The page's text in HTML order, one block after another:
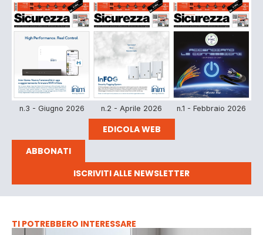
n.3 - Giugno 2026 n.2 - Aprile 2026 n.1 - Febbraio 2026
EDICOLA WEB
ABBONATI
ISCRIVITI ALLE NEWSLETTER
TI POTREBBERO INTERESSARE